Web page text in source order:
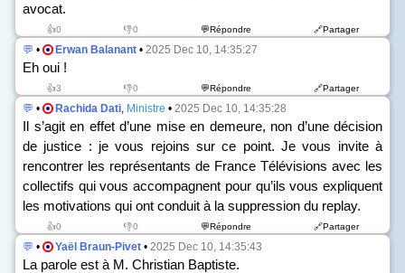
avocat.
👍0 👎0 💬Répondre 🔗Partager
💬 • Erwan Balanant • 2025 Dec 10, 14:35:27
Eh oui !
👍3 👎0 💬Répondre 🔗Partager
💬 • Rachida Dati, Ministre • 2025 Dec 10, 14:35:28
Il s’agit en effet d’une mise en demeure, non d’une décision
de justice : je vous rejoins sur ce point. Je vous invite à
rencontrer les représentants de France Télévisions avec les
collectifs qui vous accompagnent pour qu’ils vous expliquent
les motivations qui ont conduit à la suppression du replay.
👍0 👎0 💬Répondre 🔗Partager
💬 • Yaël Braun-Pivet • 2025 Dec 10, 14:35:43
La parole est à M. Christian Baptiste.